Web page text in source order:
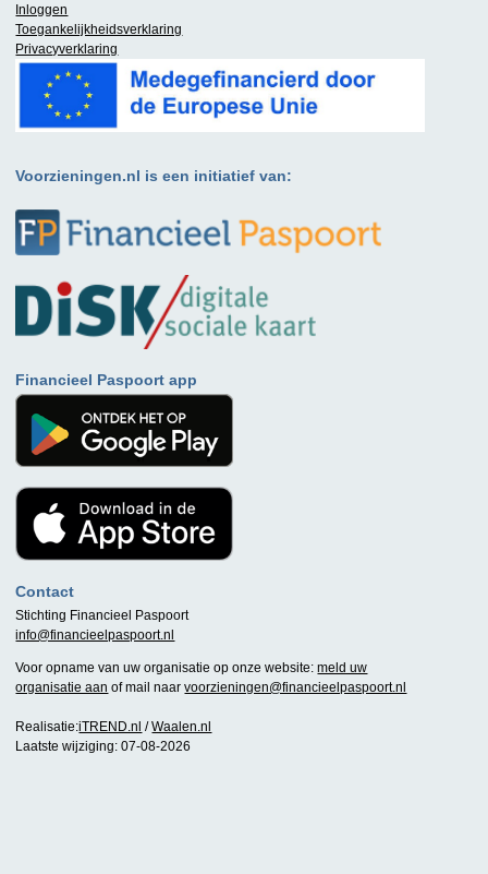
Inloggen
Toegankelijkheidsverklaring
Privacyverklaring
Voorzieningen.nl is een initiatief van:
Financieel Paspoort app
Contact
Stichting Financieel Paspoort
info@financieelpaspoort.nl
Voor opname van uw organisatie op onze website:meld uw
organisatie aan of mail naarvoorzieningen@financieelpaspoort.nl
Realisatie:iTREND.nl /Waalen.nl
Laatste wijziging: 07-08-2026